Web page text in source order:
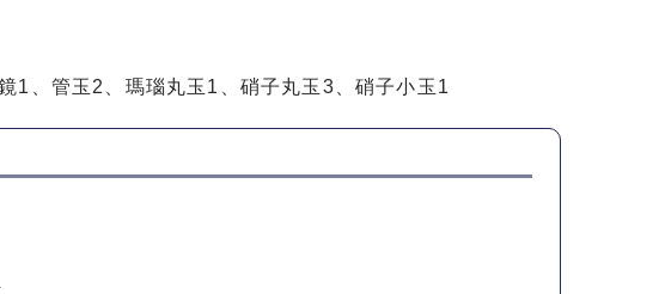
1、管玉2、瑪瑙丸玉1、硝子丸玉3、硝子小玉1